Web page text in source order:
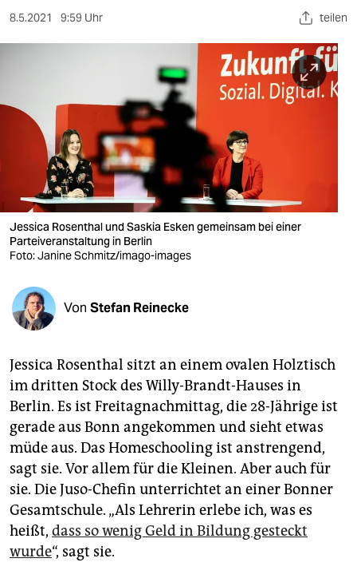
berlin
nord
wahrheit
verlag
verlag
shop
fragen & hilfe
unterstützen
abo
genossenschaft
epaper login
8.5.2021 9:59 Uhr teilen
Jessica Rosenthal und Saskia Esken gemeinsam bei einer
Parteiveranstaltung in Berlin
Foto: Janine Schmitz/imago-images
Von Stefan Reinecke
Jessica Rosenthal sitzt an einem ovalen Holztisch
im dritten Stock des Willy-Brandt-Hauses in
Berlin. Es ist Freitagnachmittag, die 28-Jährige ist
gerade aus Bonn angekommen und sieht etwas
müde aus. Das Homeschooling ist anstrengend,
sagt sie. Vor allem für die Kleinen. Aber auch für
sie. Die Juso-Chefin unterrichtet an einer Bonner
Gesamtschule. „Als Lehrerin erlebe ich, was es
heißt, dass so wenig Geld in Bildung gesteckt
wurde“, sagt sie.